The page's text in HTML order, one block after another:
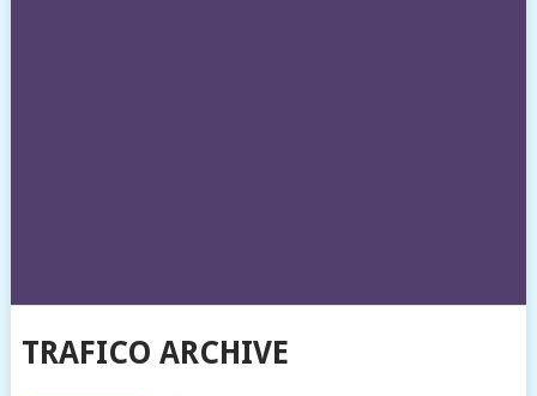
TRAFICO ARCHIVE